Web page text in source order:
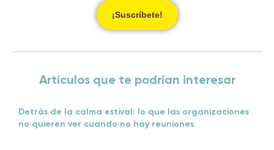
¡Suscríbete!
Artículos que te podrían interesar
Detrás de la calma estival: lo que las organizaciones
no quieren ver cuando no hay reuniones